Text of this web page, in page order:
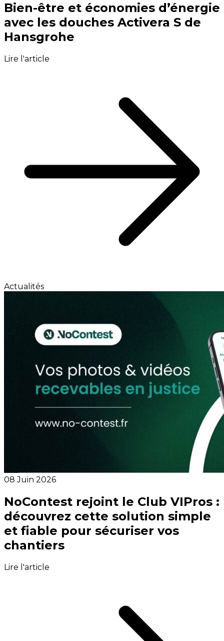
Bien-être et économies d’énergie
avec les douches Activera S de
Hansgrohe
Lire l'article
Actualités
08 Juin 2026
NoContest rejoint le Club VIPros :
découvrez cette solution simple
et fiable pour sécuriser vos
chantiers
Lire l'article